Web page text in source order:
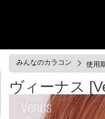
みんなのカラコン 使用
ヴィーナス